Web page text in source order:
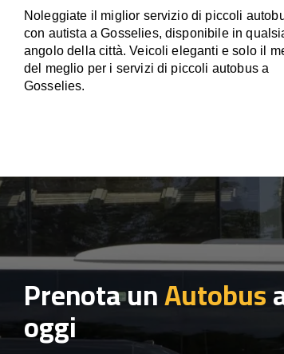
Noleggiate il miglior servizio di piccoli
con autista a Gosselies, disponibile in
angolo della città. Veicoli eleganti e solo il
del meglio per i servizi di piccoli autobus a
Gosselies.
Prenota unAutobus
oggi